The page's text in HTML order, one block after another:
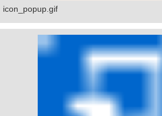
icon_popup.gif